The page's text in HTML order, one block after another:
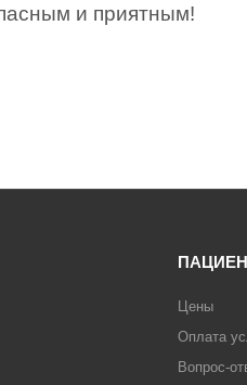
и приятным!
Цены
Оплата
Вопрос-